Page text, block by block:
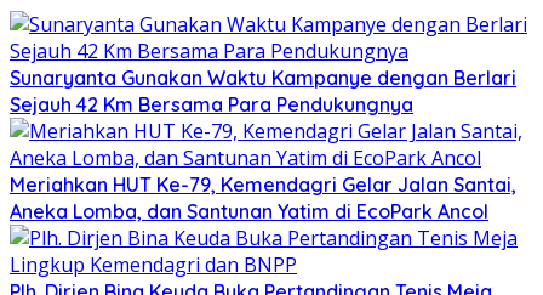
Sunaryanta Gunakan Waktu Kampanye dengan Berlari
Sejauh 42 Km Bersama Para Pendukungnya
Meriahkan HUT Ke-79, Kemendagri Gelar Jalan Santai,
Aneka Lomba, dan Santunan Yatim di EcoPark Ancol